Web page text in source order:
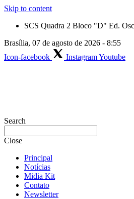
Skip to content
SCS Quadra 2 Bloco "D" Ed.
Brasília, 07 de agosto de 2026 - 8:55
Icon-facebook
InstagramYoutube
Search
Close
Principal
Notícias
Midia Kit
Contato
Newsletter